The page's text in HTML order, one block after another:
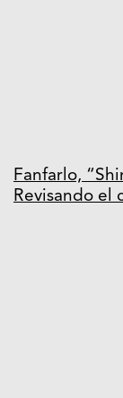
Fanfarlo,
Revisando el